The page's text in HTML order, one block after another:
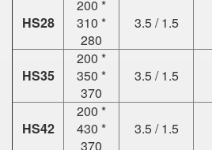
HS28
200 *
310 *
280
3.5 / 1.5
HS35
200 *
350 *
370
3.5 / 1.5
HS42
200 *
430 *
370
3.5 / 1.5